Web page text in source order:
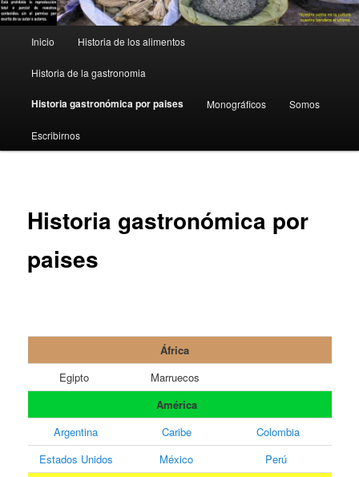
principal
Inicio Historia de los alimentos
Historia de la gastronomia
Historia gastronómica por paises Monográficos Somos
Escribirnos
Historia gastronómica por
paises
África
Egipto
Marruecos
América
Argentina
Caribe
Colombia
Estados Unidos
México Perú